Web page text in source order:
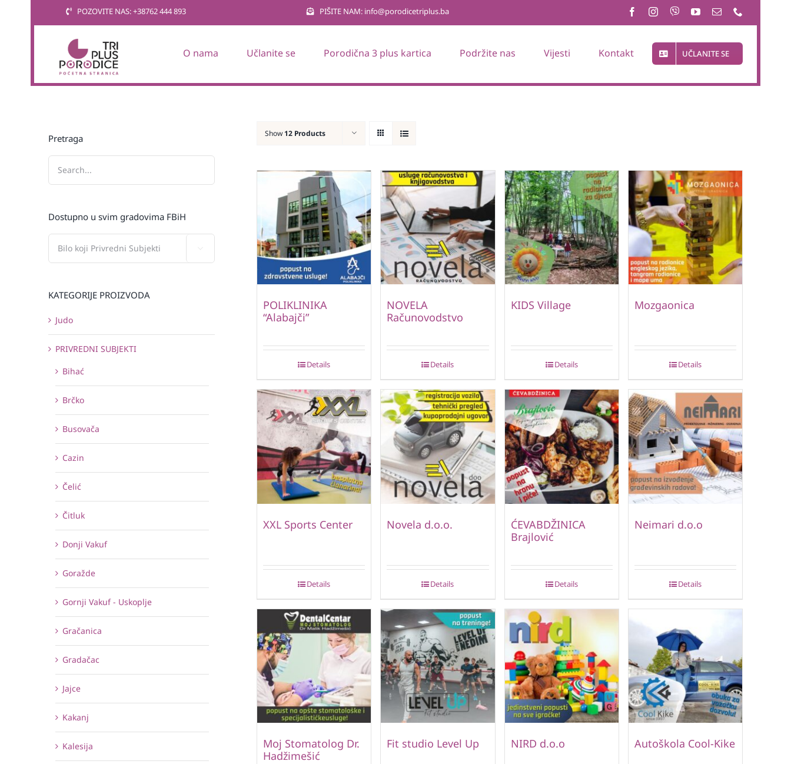
POZOVITE NAS: +38762 444 893 PIŠITE NAM: info@porodicetriplus.ba
O nama Učlanite se Porodična 3 plus kartica Podržite nas Vijesti Kontakt UČLANITE SE
Show 12 Products
POLIKLINIKA
“Alabajči”
Details
NOVELA
Računovodstvo
Details
KIDS Village
Details
Mozgaonica
Details
XXL Sports Center
Details
Novela d.o.o.
Details
ĆEVABDŽINICA
Brajlović
Details
Neimari d.o.o
Details
Moj Stomatolog Dr.
Hadžimešić
Fit studio Level Up NIRD d.o.o Autoškola Cool-Kike
Pretraga
Dostupno u svim gradovima FBiH
KATEGORIJE PROIZVODA
Judo
PRIVREDNI SUBJEKTI
Bihać
Brčko
Busovača
Cazin
Čelić
Čitluk
Donji Vakuf
Goražde
Gornji Vakuf - Uskoplje
Gračanica
Gradačac
Jajce
Kakanj
Kalesija